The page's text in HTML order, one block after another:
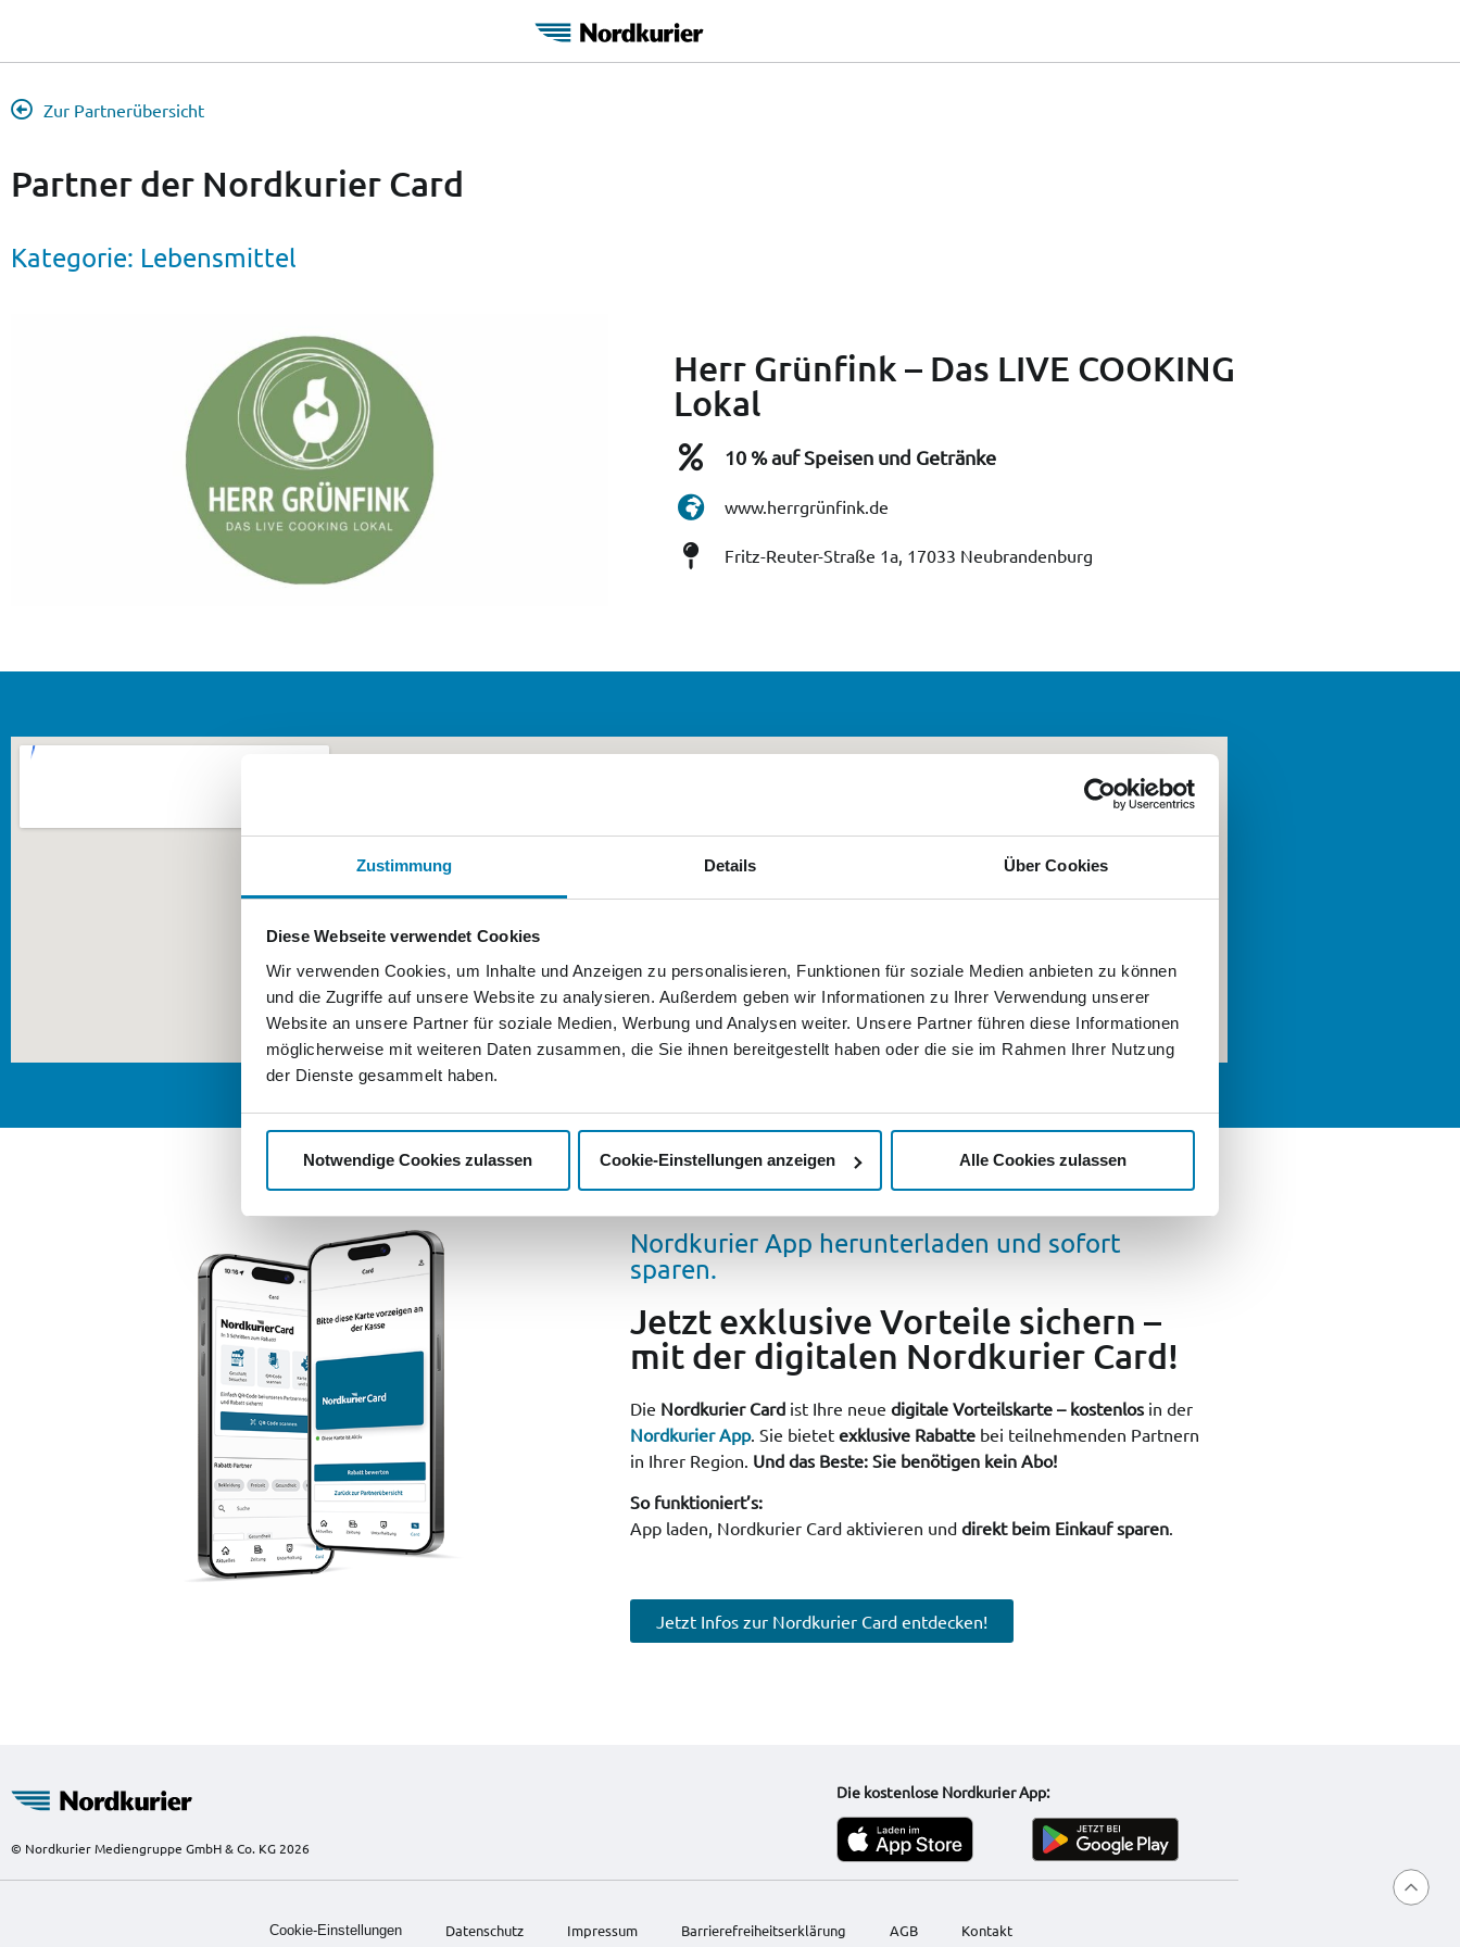
Zustimmung Details Über Cookies
Diese Webseite verwendet Cookies
Wir verwenden Cookies, um Inhalte und Anzeigen zu personalisieren, Funktionen für soziale Medien anbieten zu können
und die Zugriffe auf unsere Website zu analysieren. Außerdem geben wir Informationen zu Ihrer Verwendung unserer
Website an unsere Partner für soziale Medien, Werbung und Analysen weiter. Unsere Partner führen diese Informationen
möglicherweise mit weiteren Daten zusammen, die Sie ihnen bereitgestellt haben oder die sie im Rahmen Ihrer Nutzung
der Dienste gesammelt haben.
Notwendige Cookies zulassen Cookie-Einstellungen anzeigen Alle Cookies zulassen
Zur Partnerübersicht
Partner der Nordkurier Card
Kategorie: Lebensmittel
Herr Grünfink – Das LIVE COOKING
Lokal
10 % auf Speisen und Getränke
www.herrgrünfink.de
Fritz-Reuter-Straße 1a, 17033 Neubrandenburg
Nordkurier App herunterladen und sofort
sparen.
Jetzt exklusive Vorteile sichern –
mit der digitalen Nordkurier Card!
Die Nordkurier Card ist Ihre neue digitale Vorteilskarte – kostenlos in der
Nordkurier App. Sie bietet exklusive Rabatte bei teilnehmenden Partnern
in Ihrer Region. Und das Beste: Sie benötigen kein Abo!
So funktioniert’s:
App laden, Nordkurier Card aktivieren und direkt beim Einkauf sparen
Jetzt Infos zur Nordkurier Card entdecken!
© Nordkurier Mediengruppe GmbH & Co. KG 2026
Die kostenlose Nordkurier App:
Cookie-Einstellungen Datenschutz Impressum Barrierefreiheitserklärung AGB Kontakt